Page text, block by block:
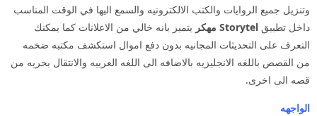
وتنزيل جميع الروايات والكتب الالكترونيه والسمع اليها في الوقت المناسب
داخل تطبيق Storytel مهكر
يتميز بانه خالي من الاعلانات كما يمكنك
التعرف على التحديثات المجانيه بدون دفع اموال استكشف مكتبه ضخمه
من القصص باللغه الانجليزيه بالاضافه الى اللغه العربيه والانتقال بحريه من
قصه الى اخرى.
الواجهه